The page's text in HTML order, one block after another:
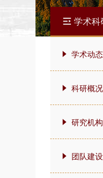
学术科
学术动态
科研概况
研究机构
团队建设